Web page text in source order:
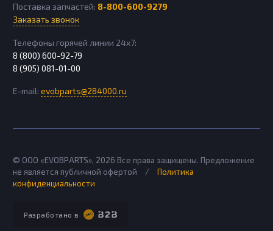
Поставка запчастей: 8-800-600-9279
Заказать звонок
Телефоны горячей линии 24х7:
8 (800) 600-92-79
8 (905) 081-01-00
E-mail: evobparts@284000.ru
Разработано в
© ООО «EVOBPARTS», 2026 Все права защищены. Предложение
не является публичной офертой
/
Политика
конфиденциальности